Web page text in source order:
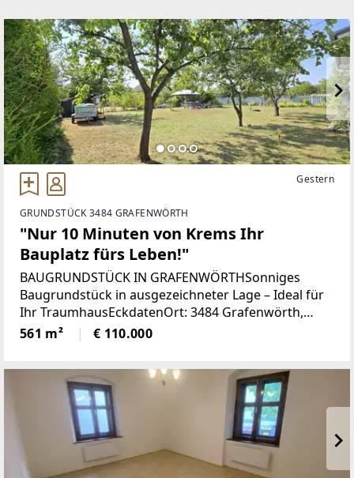
Gestern
GRUNDSTÜCK 3484 GRAFENWÖRTH
"Nur 10 Minuten von Krems Ihr
Bauplatz fürs Leben!"
BAUGRUNDSTÜCK IN GRAFENWÖRTHSonniges
Baugrundstück in ausgezeichneter Lage – Ideal für
Ihr TraumhausEckdatenOrt: 3484 Grafenwörth,
NiederösterreichGrundstücksform:
rechteckigGrundstücksmaße:Breite:
561 m² € 110.000